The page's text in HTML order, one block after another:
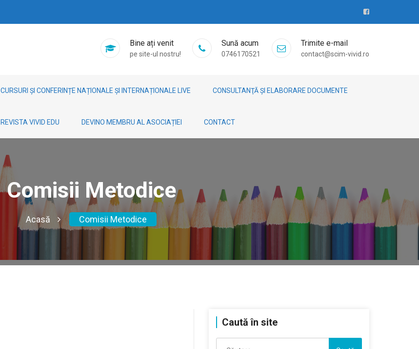
Bine ați venit
pe site-ul nostru!
Sună acum
0746170521
Trimite e-mail
contact@scim-vivid.ro
CURSURI ȘI CONFERINȚE NAȚIONALE ȘI INTERNAȚIONALE LIVE CONSULTANŢĂ ȘI ELABORARE DOCUMENTE
REVISTA VIVID EDU DEVINO MEMBRU AL ASOCIAȚIEI CONTACT
Comisii Metodice
Acasă Comisii Metodice
Caută în site